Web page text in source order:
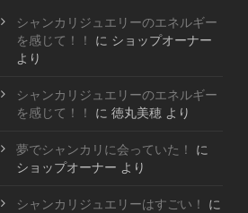
シャンカリジュエリーのエネルギー
を感じて！！
に ショップオーナー
より
シャンカリジュエリーのエネルギー
を感じて！！
に 徳丸美穂 より
夢でシャンカリに会っていた！
に
ショップオーナー より
シャンカリジュエリーはすごい！
に